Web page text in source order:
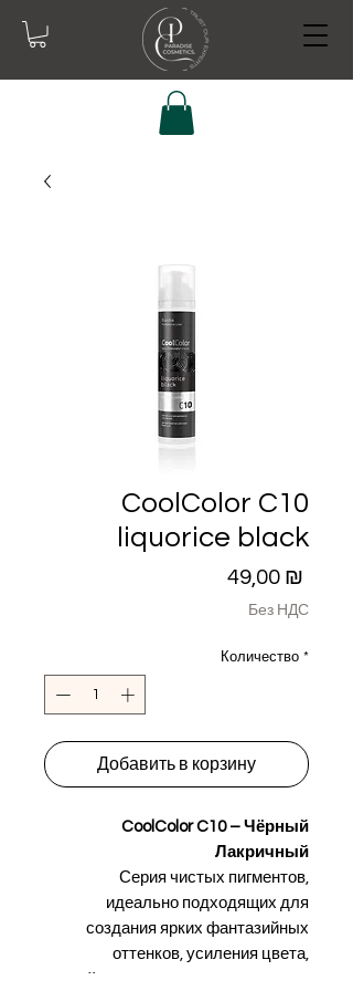
CoolColor C10
liquorice black
49,00 ₪
Без НДС
Количество *
Добавить в корзину
CoolColor C10 – Чёрный
Лакричный
Серия чистых пигментов,
идеально подходящих для
создания ярких фантазийных
оттенков, усиления цвета,
нейтрализации нежелательных